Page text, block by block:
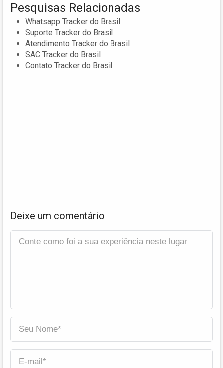
Pesquisas Relacionadas
Whatsapp Tracker do Brasil
Suporte Tracker do Brasil
Atendimento Tracker do Brasil
SAC Tracker do Brasil
Contato Tracker do Brasil
Deixe um comentário